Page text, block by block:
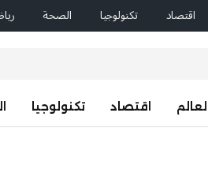
اقتصاد تكنولوجيا الصحة
العالم اقتصاد تكنولوجيا